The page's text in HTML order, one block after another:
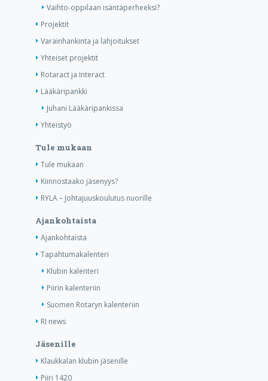
Vaihto-oppilaan isäntäperheeksi?
Projektit
Varainhankinta ja lahjoitukset
Yhteiset projektit
Rotaract ja Interact
Lääkäripankki
Juhani Lääkäripankissa
Yhteistyö
Tule mukaan
Tule mukaan
Kiinnostaako jäsenyys?
RYLA – Johtajuuskoulutus nuorille
Ajankohtaista
Ajankohtaista
Tapahtumakalenteri
Klubin kalenteri
Piirin kalenteriin
Suomen Rotaryn kalenteriin
RI news
Jäsenille
Klaukkalan klubin jäsenille
Piiri 1420